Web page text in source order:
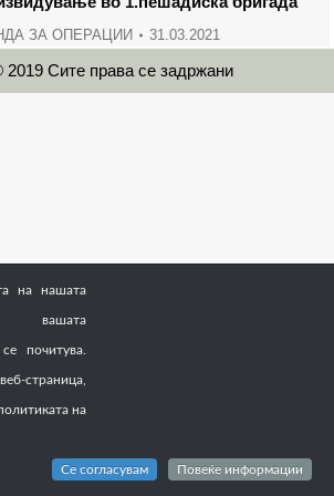
ЗА ОПЕРАЦИИ 31.03.2021
2019 Сите права се задржани
на нашата
вашата
почитува.
страница,
на
Се согласувам Повеќе информации